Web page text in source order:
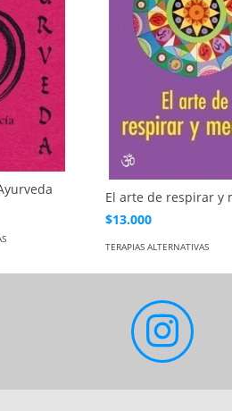
El arte de respirar y
$13.000
TERAPIAS ALTERNATIVAS